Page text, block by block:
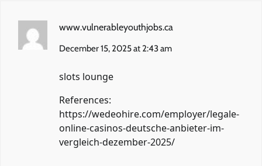
www.vulnerableyouthjobs.ca
December 15, 2025 at 2:43 am
slots lounge
References:
https://wedeohire.com/employer/legale-
online-casinos-deutsche-anbieter-im-
vergleich-dezember-2025/